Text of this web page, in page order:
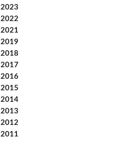
2023
2022
2021
2019
2018
2017
2016
2015
2014
2013
2012
2011